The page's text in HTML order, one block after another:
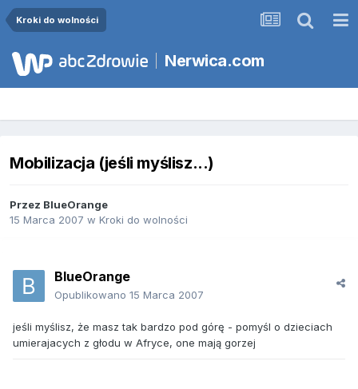
Kroki do wolności
Nerwica.com
Mobilizacja (jeśli myślisz...)
Przez BlueOrange
15 Marca 2007 w Kroki do wolności
BlueOrange
Opublikowano 15 Marca 2007
jeśli myślisz, że masz tak bardzo pod górę - pomyśl o dzieciach
umierajacych z głodu w Afryce, one mają gorzej